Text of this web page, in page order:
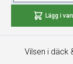
Lägg i
Vilsen i däck